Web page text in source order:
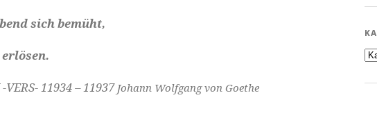
sich bemüht,
11934 – 11937 Johann Wolfgang von Goethe